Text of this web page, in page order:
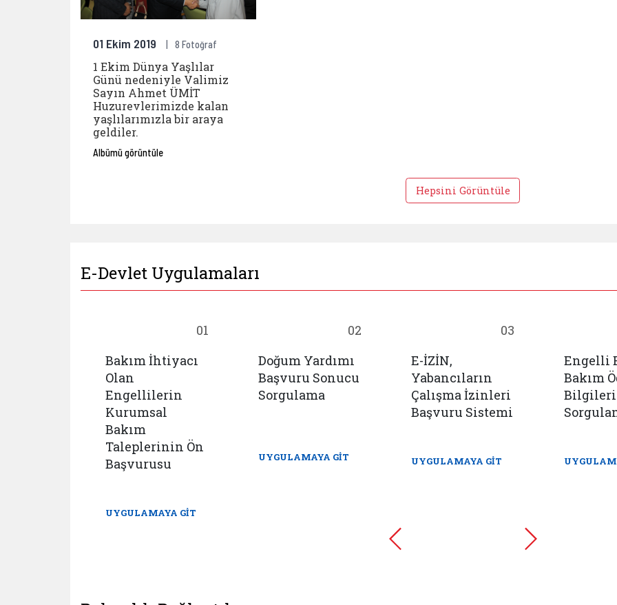
01 Ekim 2019 8 Fotoğraf
1 Ekim Dünya Yaşlılar
Günü nedeniyle Valimiz
Sayın Ahmet ÜMİT
Huzurevlerimizde kalan
yaşlılarımızla bir araya
geldiler.
Albümü görüntüle
Hepsini Görüntüle
E-Devlet Uygulamaları
01
Bakım İhtiyacı
Olan
Engellilerin
Kurumsal
Bakım
Taleplerinin Ön
Başvurusu
UYGULAMAYA GİT
02
Doğum Yardımı
Başvuru Sonucu
Sorgulama
UYGULAMAYA GİT
03
E-İZİN,
Yabancıların
Çalışma İzinleri
Başvuru Sistemi
UYGULAMAYA GİT
Engelli
Bakım
Bilgileri